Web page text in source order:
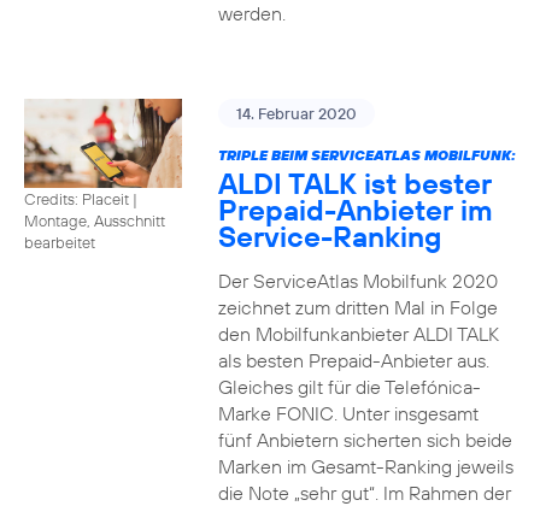
werden.
Credits: Placeit |
Montage, Ausschnitt
bearbeitet
14. Februar 2020
TRIPLE BEIM SERVICEATLAS MOBILFUNK:
ALDI TALK ist bester
Prepaid-Anbieter im
Service-Ranking
Der ServiceAtlas Mobilfunk 2020
zeichnet zum dritten Mal in Folge
den Mobilfunkanbieter ALDI TALK
als besten Prepaid-Anbieter aus.
Gleiches gilt für die Telefónica-
Marke FONIC. Unter insgesamt
fünf Anbietern sicherten sich beide
Marken im Gesamt-Ranking jeweils
die Note „sehr gut“. Im Rahmen der